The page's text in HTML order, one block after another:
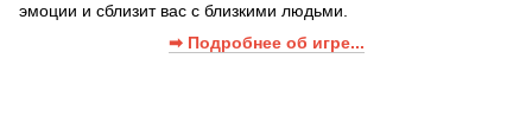
эмоции и сблизит вас с близкими людьми.
➡ Подробнее об игре...